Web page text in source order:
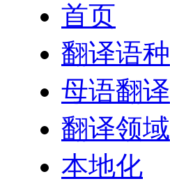
首页
翻译语种
母语翻译
翻译领域
本地化